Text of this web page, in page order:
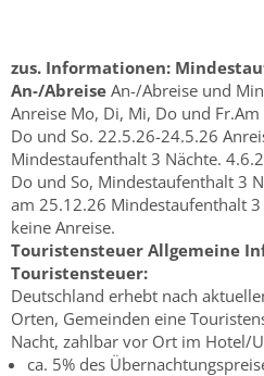
zus. Informationen:
An-/Abreise An-/Abreise und
Anreise Mo, Di, Mi, Do und
Do und So. 22.5.26-24.5.26
Mindestaufenthalt 3 Nächte.
Do und So, Mindestaufenthalt 3
am 25.12.26 Mindestaufenthalt
keine Anreise.
Touristensteuer Allgemeine
Touristensteuer:
Deutschland erhebt nach
Orten, Gemeinden eine
Nacht, zahlbar vor Ort im Hotel/
ca. 5% des